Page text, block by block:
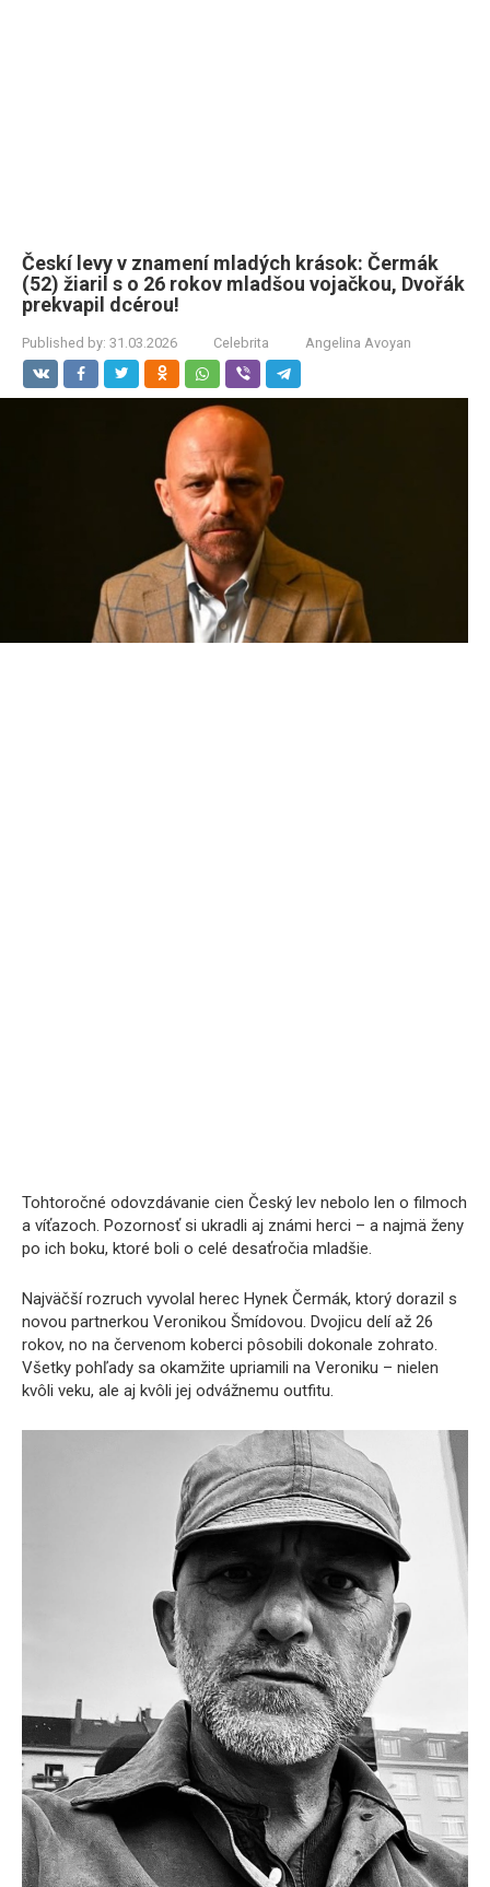
Českí levy v znamení mladých krások: Čermák
(52) žiaril s o 26 rokov mladšou vojačkou, Dvořák
prekvapil dcérou!
Published by: 31.03.2026 Celebrita Angelina Avoyan
Tohtoročné odovzdávanie cien Český lev nebolo len o filmoch
a víťazoch. Pozornosť si ukradli aj známi herci – a najmä ženy
po ich boku, ktoré boli o celé desaťročia mladšie.
Najväčší rozruch vyvolal herec Hynek Čermák, ktorý dorazil s
novou partnerkou Veronikou Šmídovou. Dvojicu delí až 26
rokov, no na červenom koberci pôsobili dokonale zohrato.
Všetky pohľady sa okamžite upriamili na Veroniku – nielen
kvôli veku, ale aj kvôli jej odvážnemu outfitu.